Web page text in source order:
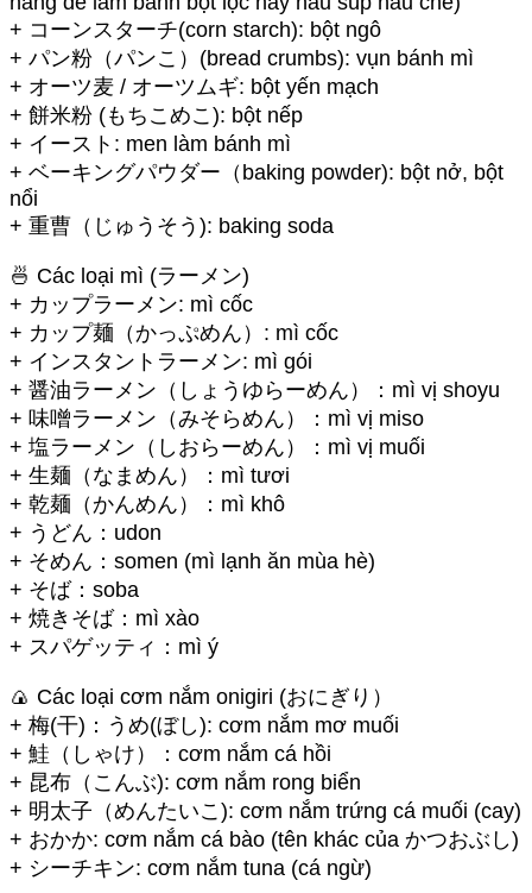
+ コーンスターチ(corn starch): bột ngô
+ パン粉（パンこ）(bread crumbs): vụn bánh mì
+ オーツ麦 / オーツムギ: bột yến mạch
+ 餅米粉 (もちこめこ): bột nếp
+ イースト: men làm bánh mì
+ ベーキングパウダー（baking powder): bột nở, bột
nổi
+ 重曹（じゅうそう): baking soda
🍜 Các loại mì (ラーメン)
+ カップラーメン: mì cốc
+ カップ麺（かっぷめん）: mì cốc
+ インスタントラーメン: mì gói
+ 醤油ラーメン（しょうゆらーめん）：mì vị shoyu
+ 味噌ラーメン（みそらめん）：mì vị miso
+ 塩ラーメン（しおらーめん）：mì vị muối
+ 生麺（なまめん）：mì tươi
+ 乾麺（かんめん）：mì khô
+ うどん：udon
+ そめん：somen (mì lạnh ăn mùa hè)
+ そば：soba
+ 焼きそば：mì xào
+ スパゲッティ：mì ý
🍙 Các loại cơm nắm onigiri (おにぎり）
+ 梅(干)：うめ(ぼし): cơm nắm mơ muối
+ 鮭（しゃけ）：cơm nắm cá hồi
+ 昆布（こんぶ): cơm nắm rong biển
+ 明太子（めんたいこ): cơm nắm trứng cá muối (cay)
+ おかか: cơm nắm cá bào (tên khác của かつおぶし)
+ シーチキン: cơm nắm tuna (cá ngừ)